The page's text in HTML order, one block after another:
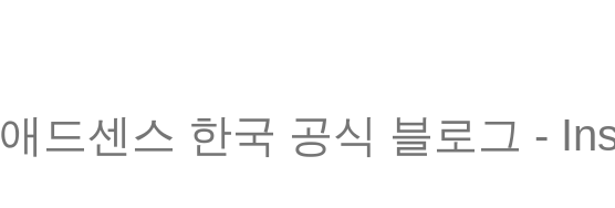
애드센스 한국 공식 블로그 -